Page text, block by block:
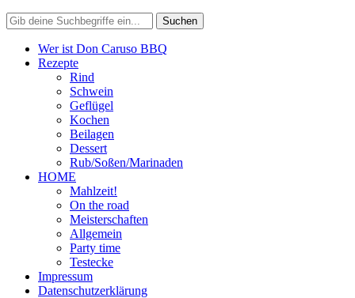
Wer ist Don Caruso BBQ
Rezepte
Rind
Schwein
Geflügel
Kochen
Beilagen
Dessert
Rub/Soßen/Marinaden
HOME
Mahlzeit!
On the road
Meisterschaften
Allgemein
Party time
Testecke
Impressum
Datenschutzerklärung